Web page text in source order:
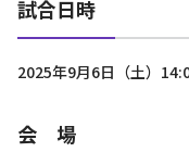
試合日時
2025年9月6日（土）
会 場